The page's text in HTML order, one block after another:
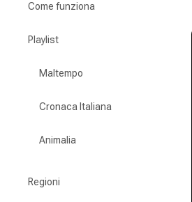
Come funziona
Playlist
Maltempo
Cronaca Italiana
Animalia
Regioni